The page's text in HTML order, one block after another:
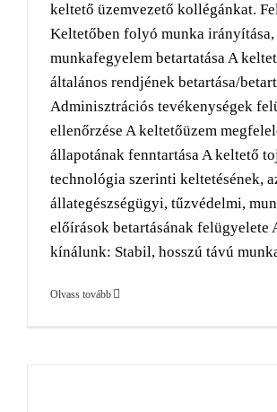
keltető üzemvezető kollégánkat.
Keltetőben folyó munka irányítása,
munkafegyelem betartatása A
általános rendjének betartása/
Adminisztrációs tevékenységek
ellenőrzése A keltetőüzem
állapotának fenntartása A keltető
technológia szerinti keltetésének,
állategészségügyi, tűzvédelmi,
előírások betartásának felügyelete
kínálunk: Stabil, hosszú távú
Olvass tovább